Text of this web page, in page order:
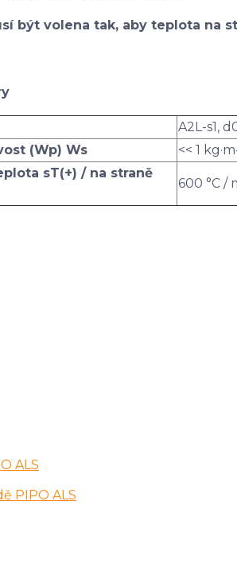
být volena tak, aby teplota na
A2L-s1,
(Wp) Ws
<< 1
sT(+) / na straně
600 °C /
ALS
PIPO ALS